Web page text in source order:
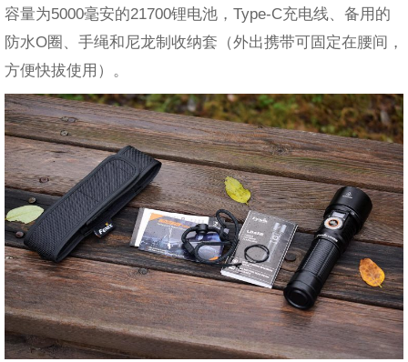
容量为5000毫安的21700锂电池，Type-C充电线、备用的
防水O圈、手绳和尼龙制收纳套（外出携带可固定在腰间，
方便快拔使用）。